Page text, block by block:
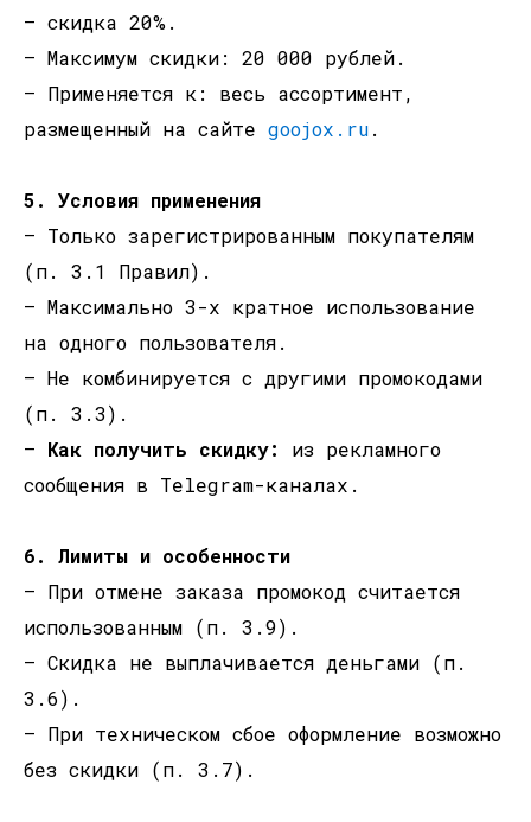
— скидка 20%.
— Максимум скидки: 20 000 рублей.
— Применяется к: весь ассортимент,
размещенный на сайте goojox.ru.
5. Условия применения
— Только зарегистрированным покупателям
(п. 3.1 Правил).
— Максимально 3-х кратное использование
на одного пользователя.
— Не комбинируется с другими промокодами
(п. 3.3).
— Как получить скидку:
из рекламного
сообщения в Telegram-каналах.
6. Лимиты и особенности
— При отмене заказа промокод считается
использованным (п. 3.9).
— Скидка не выплачивается деньгами (п.
3.6).
— При техническом сбое оформление возможно
без скидки (п. 3.7).